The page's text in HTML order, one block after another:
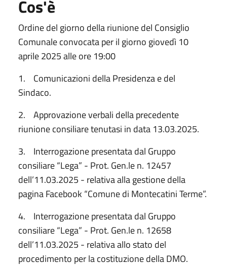
Cos'è
Ordine del giorno della riunione del Consiglio
Comunale convocata per il giorno giovedì 10
aprile 2025 alle ore 19:00
1. Comunicazioni della Presidenza e del
Sindaco.
2. Approvazione verbali della precedente
riunione consiliare tenutasi in data 13.03.2025.
3. Interrogazione presentata dal Gruppo
consiliare “Lega” - Prot. Gen.le n. 12457
dell’11.03.2025 - relativa alla gestione della
pagina Facebook “Comune di Montecatini Terme”.
4. Interrogazione presentata dal Gruppo
consiliare “Lega” - Prot. Gen.le n. 12658
dell’11.03.2025 - relativa allo stato del
procedimento per la costituzione della DMO.